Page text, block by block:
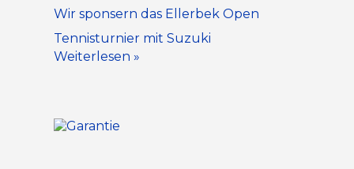
Wir sponsern das Ellerbek Open
Tennisturnier mit Suzuki
Weiterlesen »